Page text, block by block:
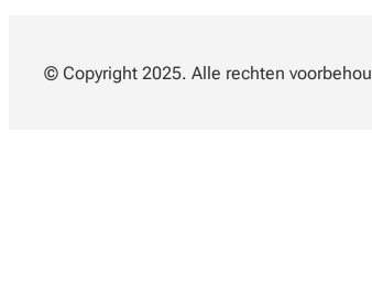
© Copyright 2025. Alle rechten